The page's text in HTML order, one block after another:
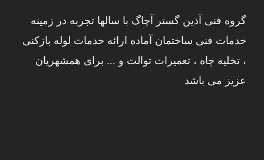
گروه فنی آذین گستر آچاگ با سالها تجربه در زمینه
خدمات فنی ساختمان آماده ارائه خدمات لوله بازکنی
، تخلیه چاه ، تعمیرات توالت و ... برای همشهریان
عزیز می باشد